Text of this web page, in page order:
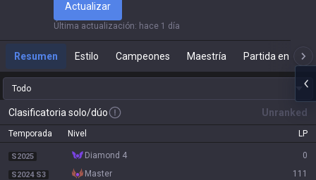
Actualizar
Última actualización: hace 1 día
Resumen Estilo Campeones Maestría Partida en
Todo
Clasificatoria solo/dúo Unranked
Temporada Nivel LP
S2025 diamond 4 0
S2024 S3 master 111